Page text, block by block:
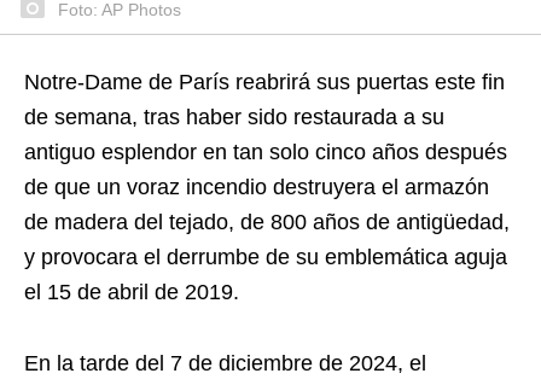
Foto: AP Photos
Notre-Dame de París reabrirá sus puertas este fin
de semana, tras haber sido restaurada a su
antiguo esplendor en tan solo cinco años después
de que un voraz incendio destruyera el armazón
de madera del tejado, de 800 años de antigüedad,
y provocara el derrumbe de su emblemática aguja
el 15 de abril de 2019.
En la tarde del 7 de diciembre de 2024, el